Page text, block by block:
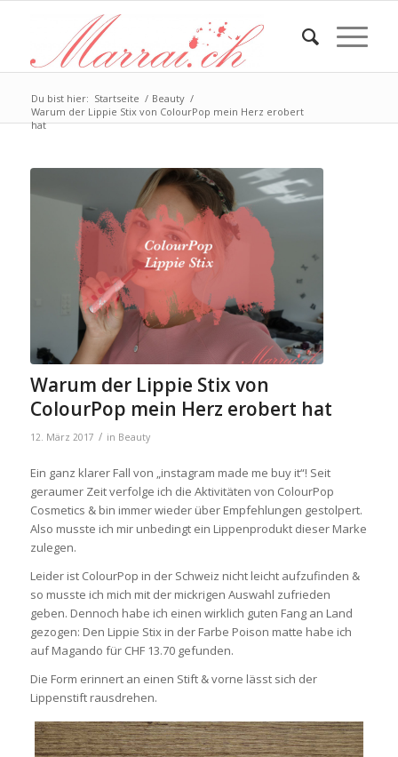
Du bist hier: Startseite / Beauty /
Warum der Lippie Stix von ColourPop mein Herz erobert
hat
Warum der Lippie Stix von
ColourPop mein Herz erobert hat
12. März 2017 / in Beauty
Ein ganz klarer Fall von „instagram made me buy it“! Seit
geraumer Zeit verfolge ich die Aktivitäten von ColourPop
Cosmetics & bin immer wieder über Empfehlungen gestolpert.
Also musste ich mir unbedingt ein Lippenprodukt dieser Marke
zulegen.
Leider ist ColourPop in der Schweiz nicht leicht aufzufinden &
so musste ich mich mit der mickrigen Auswahl zufrieden
geben. Dennoch habe ich einen wirklich guten Fang an Land
gezogen: Den Lippie Stix in der Farbe Poison matte habe ich
auf Magando für CHF 13.70 gefunden.
Die Form erinnert an einen Stift & vorne lässt sich der
Lippenstift rausdrehen.